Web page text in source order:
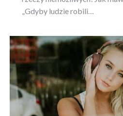
„Gdyby ludzie robili…